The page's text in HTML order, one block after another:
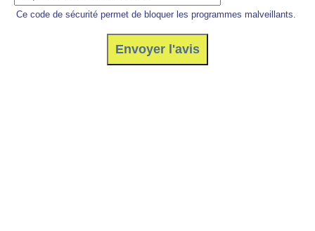
Ce code de sécurité permet de bloquer les programmes malveillants.